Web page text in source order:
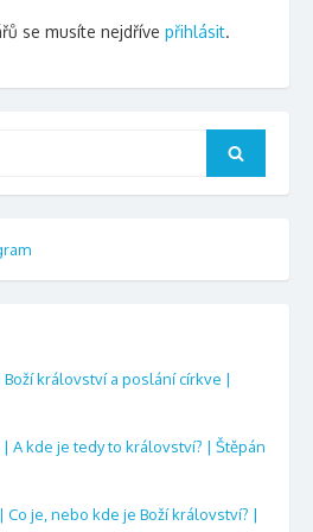
se musíte nejdříve přihlásit.
Search
království a poslání církve |
A kde je tedy to království? | Štěpán
Co je, nebo kde je Boží království? |